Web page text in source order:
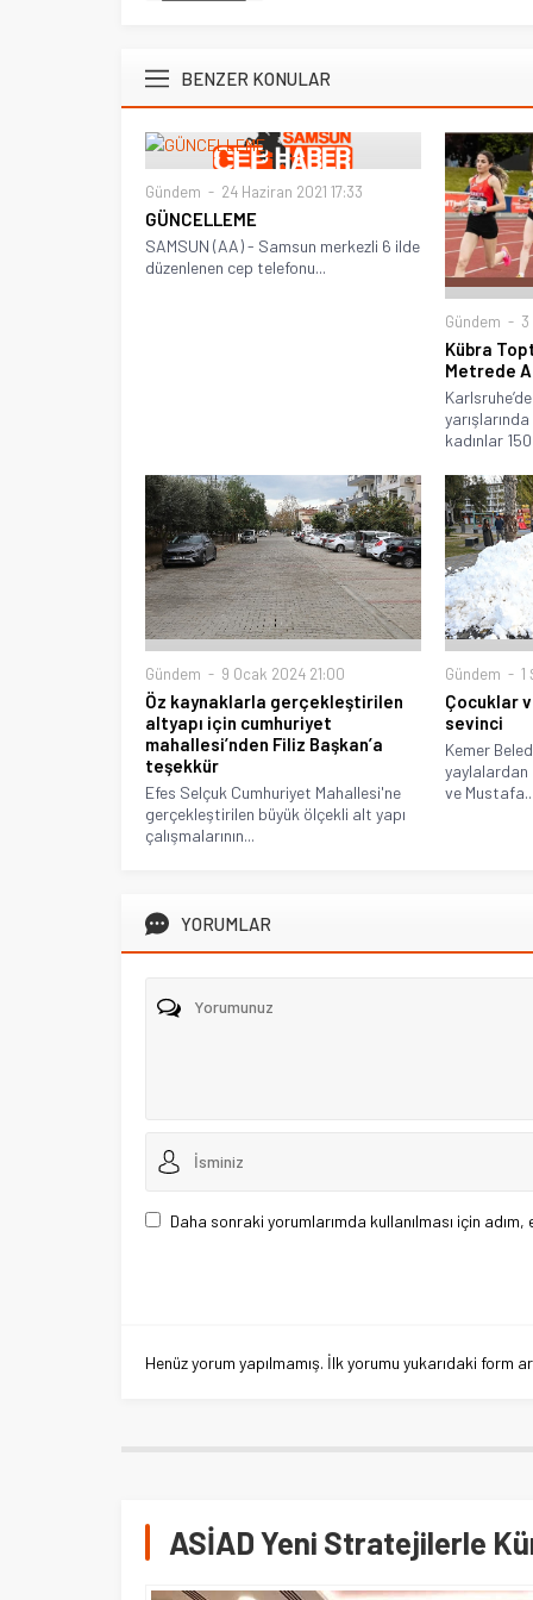
BENZER KONULAR
Gündem 24 Haziran 2021 17:33
GÜNCELLEME
SAMSUN (AA) - Samsun merkezli 6 ilde
düzenlenen cep telefonu...
Gündem
Kübra
Metrede
kadınlar
Gündem 9 Ocak 2024 21:00
Öz kaynaklarla gerçekleştirilen
altyapı için cumhuriyet
mahallesi’nden Filiz Başkan’a
teşekkür
Efes Selçuk Cumhuriyet Mahallesi'ne
gerçekleştirilen büyük ölçekli alt yapı
çalışmalarının...
Gündem 1
Çocuklar
sevinci
Kemer
ve
YORUMLAR
Daha sonraki yorumlarımda kullanılması için
Henüz yorum yapılmamış. İlk yorumu yukarıdaki form
ASİAD Yeni Stratejilerle